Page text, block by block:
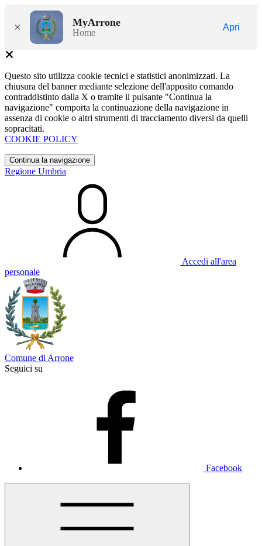
× MyArrone
Home
Apri
Questo sito utilizza cookie tecnici e statistici anonimizzati. La
chiusura del banner mediante selezione dell'apposito comando
contraddistinto dalla X o tramite il pulsante "Continua la
navigazione" comporta la continuazione della navigazione in
assenza di cookie o altri strumenti di tracciamento diversi da quelli
sopracitati.
COOKIE POLICY
Continua la navigazione
Regione Umbria
Accedi all'area
personale
Comune di Arrone
Seguici su
Facebook